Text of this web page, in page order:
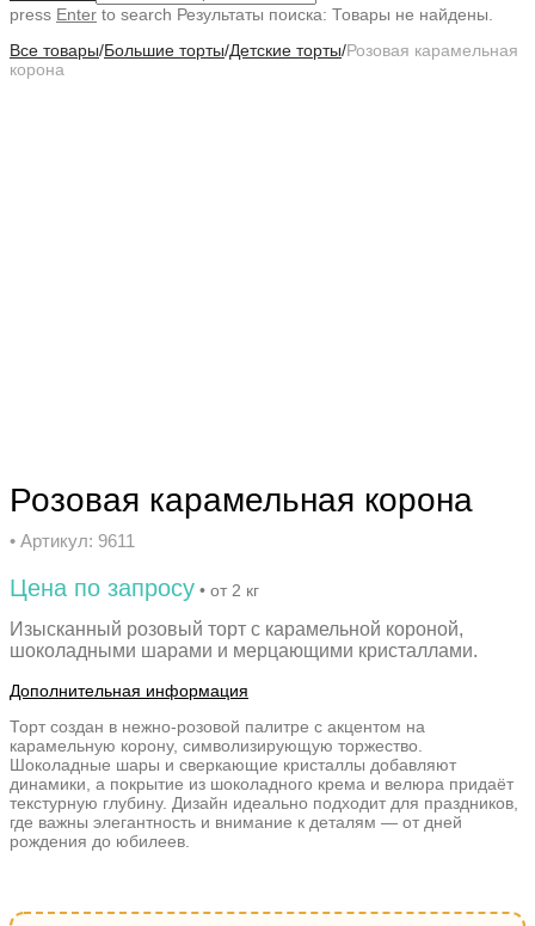
press Enter to search Результаты поиска: Товары не найдены.
Все товары/Большие торты/Детские торты/Розовая карамельная
корона
Розовая карамельная корона
• Артикул: 9611
Цена по запросу • от 2 кг
Изысканный розовый торт с карамельной короной,
шоколадными шарами и мерцающими кристаллами.
Дополнительная информация
Торт создан в нежно-розовой палитре с акцентом на
карамельную корону, символизирующую торжество.
Шоколадные шары и сверкающие кристаллы добавляют
динамики, а покрытие из шоколадного крема и велюра придаёт
текстурную глубину. Дизайн идеально подходит для праздников,
где важны элегантность и внимание к деталям — от дней
рождения до юбилеев.